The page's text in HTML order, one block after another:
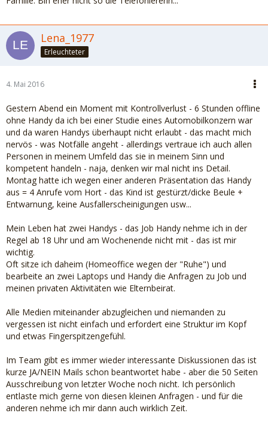
Lena_1977
Erleuchteter
4. Mai 2016
Gestern Abend ein Moment mit Kontrollverlust - 6 Stunden offline
ohne Handy da ich bei einer Studie eines Automobilkonzern war
und da waren Handys überhaupt nicht erlaubt - das macht mich
nervös - was Notfälle angeht - allerdings vertraue ich auch allen
Personen in meinem Umfeld das sie in meinem Sinn und
kompetent handeln - naja, denken wir mal nicht ins Detail.
Montag hatte ich wegen einer anderen Präsentation das Handy
aus = 4 Anrufe vom Hort - das Kind ist gestürzt/dicke Beule +
Entwarnung, keine Ausfallerscheinigungen usw...
Mein Leben hat zwei Handys - das Job Handy nehme ich in der
Regel ab 18 Uhr und am Wochenende nicht mit - das ist mir
wichtig.
Oft sitze ich daheim (Homeoffice wegen der "Ruhe") und
bearbeite an zwei Laptops und Handy die Anfragen zu Job und
meinen privaten Aktivitäten wie Elternbeirat.
Alle Medien miteinander abzugleichen und niemanden zu
vergessen ist nicht einfach und erfordert eine Struktur im Kopf
und etwas Fingerspitzengefühl.
Im Team gibt es immer wieder interessante Diskussionen das ist
kurze JA/NEIN Mails schon beantwortet habe - aber die 50 Seiten
Ausschreibung von letzter Woche noch nicht. Ich persönlich
entlaste mich gerne von diesen kleinen Anfragen - und für die
anderen nehme ich mir dann auch wirklich Zeit.